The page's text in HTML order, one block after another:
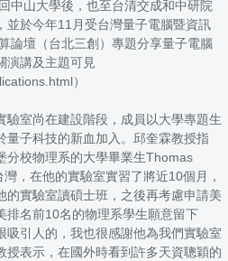
中山大學後，也至台清交成和中研院
並於今年11月受台灣量子電腦暨資訊
論壇（台北三創）專題分享量子電腦
演講及主題可見
）
驗室尚在建設階段，成員以大學專題生
量子科技的新血加入。邱奎霖教授指
分校物理系的大學畢業生Thomas
，在他的實驗室實習了將近10個月，
的實驗室讀碩士班，之後再考慮申請美
排名前10名的物理系學生願意留下
吸引人的，我也很感謝他為我們實驗室
授表示，在國外時看到許多天資聰穎的